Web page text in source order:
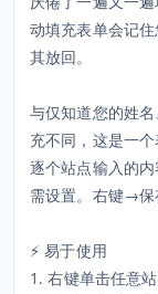
动填充表单会记
其放回。
与仅知道您的姓
充不同，这是一
逐个站点输入的
需设置。右键→保
⚡ 易于使用
1. 右键单击任意